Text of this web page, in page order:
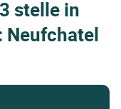
stelle in
Neufchatel